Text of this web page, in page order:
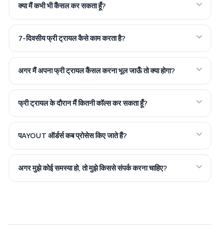
क्या मैं कभी भी कैंसल कर सकता हूँ?
7-दिवसीय फ्री ट्रायल कैसे काम करता है?
अगर मैं अपना फ्री ट्रायल कैंसल करना भूल जाऊँ तो क्या होगा?
फ्री ट्रायल के दौरान मैं कितनी कॉल्स कर सकता हूँ?
पAYOUT ऑर्डर्स कब प्रोसेस किए जाते हैं?
अगर मुझे कोई समस्या हो, तो मुझे किससे संपर्क करना चाहिए?